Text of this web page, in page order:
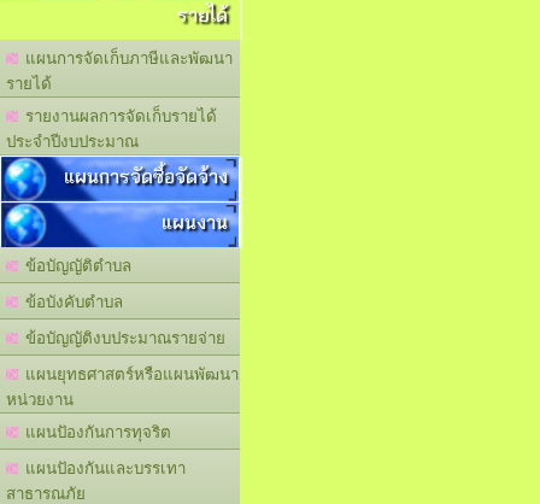
รายได้
แผนการจัดเก็บภาษีและพัฒนา
รายได้
รายงานผลการจัดเก็บรายได้
ประจำปีงบประมาณ
แผนการจัดซื้อจัดจ้าง
แผนงาน
ข้อบัญญัติตำบล
ข้อบังคับตำบล
ข้อบัญญัติงบประมาณรายจ่าย
แผนยุทธศาสตร์หรือแผนพัฒนา
หน่วยงาน
แผนปัองกันการทุจริต
แผนปัองกันและบรรเทา
สาธารณภัย